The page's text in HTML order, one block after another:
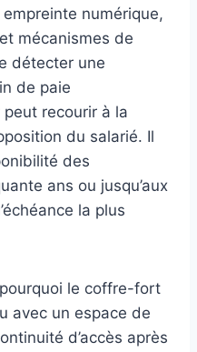
numérique,
mécanismes de
détecter une
de paie
peut recourir à la
du salarié. Il
des
ans ou jusqu’aux
la plus
le coffre-fort
avec un espace de
d’accès après